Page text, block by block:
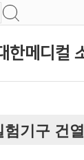
한메디컬
기구 건